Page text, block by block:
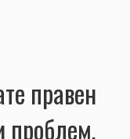
правен
проблем,